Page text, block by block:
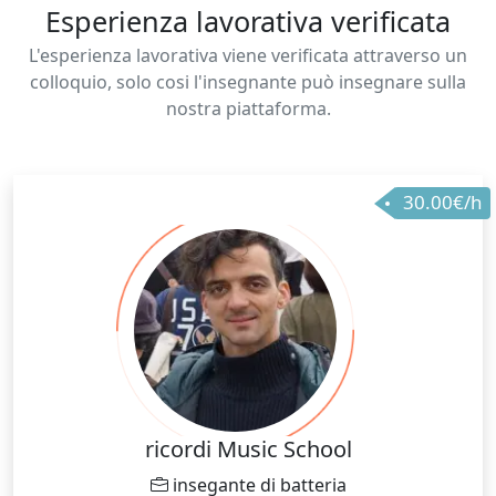
Esperienza lavorativa verificata
L'esperienza lavorativa viene verificata attraverso un
colloquio, solo cosi l'insegnante può insegnare sulla
nostra piattaforma.
30.00€/h
ricordi Music School
insegante di batteria